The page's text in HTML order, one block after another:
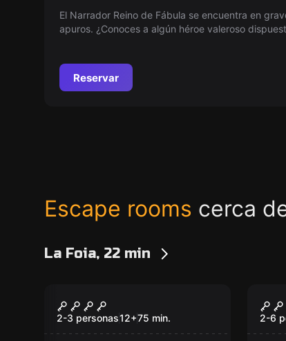
El Narrador Reino de Fábula se encuentra en
apuros. ¿Conoces a algún héroe valeroso
Reservar
Escape rooms cerca
La Foia, 22 min
Nuevo
SABOTAJE A
2-3 personas12+75 min.
LA
2-6